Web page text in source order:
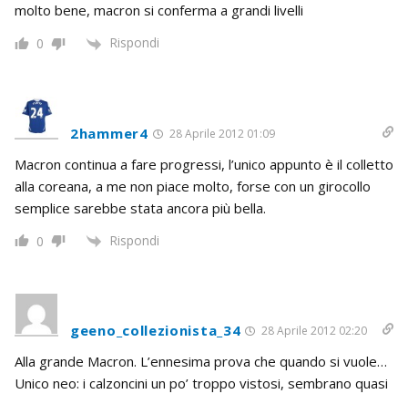
molto bene, macron si conferma a grandi livelli
0 Rispondi
2hammer4 28 Aprile 2012 01:09
Macron continua a fare progressi, l’unico appunto è il colletto
alla coreana, a me non piace molto, forse con un girocollo
semplice sarebbe stata ancora più bella.
0 Rispondi
geeno_collezionista_34 28 Aprile 2012 02:20
Alla grande Macron. L’ennesima prova che quando si vuole…
Unico neo: i calzoncini un po’ troppo vistosi, sembrano quasi